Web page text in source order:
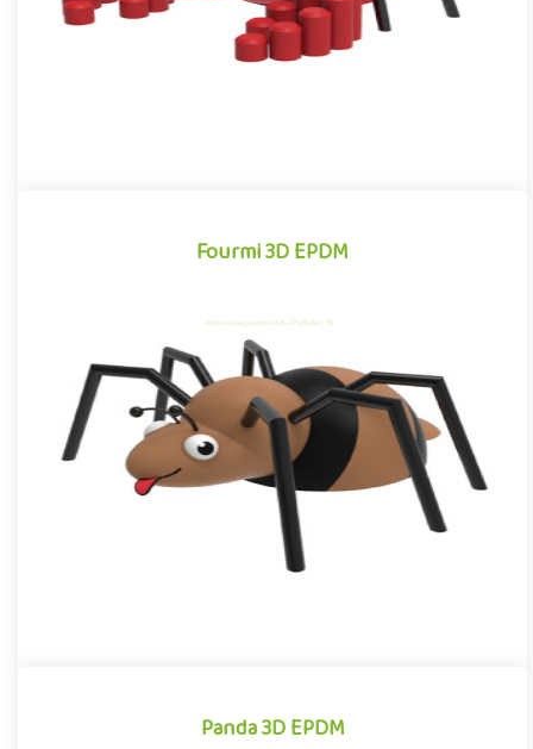
Fourmi 3D EPDM
Fourmi 3D EPDM
Module 3D pour aires de jeux extérieurs inspiré des univers des
dessins animés et des bandes dessinées, la Fourmi EPDM se
dis..
Offre partenaire
Panda 3D EPDM